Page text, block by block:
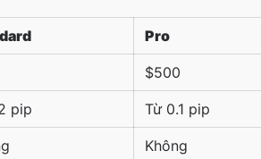
Pro
$500
pip Từ 0.1 pip
Không